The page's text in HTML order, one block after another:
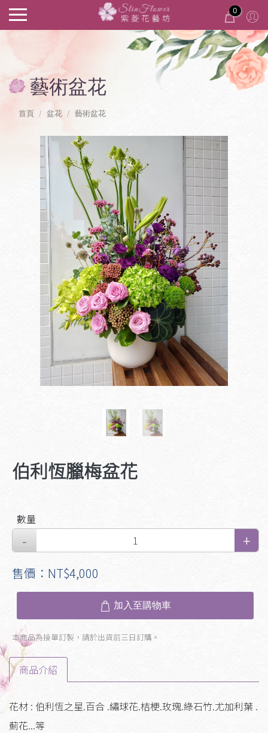
0
藝術盆花
首頁 盆花 藝術盆花
Previous
伯利恆臘梅盆花
數量
售價：NT$4,000
加入至購物車
本商品為接單訂製，請於出貨前三日訂購。
商品介紹
花材 : 伯利恆之星.百合 .繡球花.桔梗.玫瑰.綠石竹.尤加利葉 .
薊花...等